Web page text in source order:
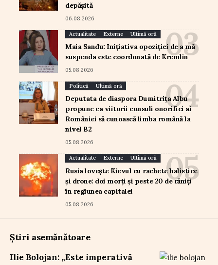
depășită
06.08.2026
Actualitate Externe Ultimă oră
Maia Sandu: Inițiativa opoziției de a mă
suspenda este coordonată de Kremlin
05.08.2026
Politică Ultimă oră
Deputata de diaspora Dumitrița Albu
propune ca viitorii consuli onorifici ai
României să cunoască limba română la
nivel B2
05.08.2026
Actualitate Externe Ultimă oră
Rusia lovește Kievul cu rachete balistice
și drone: doi morți și peste 20 de răniți
în regiunea capitalei
05.08.2026
Știri asemănătoare
Ilie Bolojan: „Este imperativă